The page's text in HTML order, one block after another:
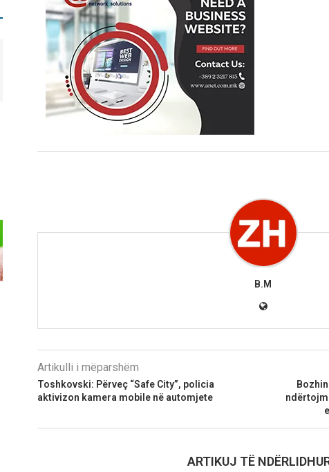
B.M
Artikulli i mëparshëm
Toshkovski: Përveç “Safe City”, policia
aktivizon kamera mobile në automjete
ARTIKUJ TË